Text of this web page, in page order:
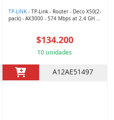
TP-LINK- TP-Link - Router - Deco X50(2-
pack) - AX3000 - 574 Mbps at 2.4 GH ...
$134.200
10 unidades
A12AE51497